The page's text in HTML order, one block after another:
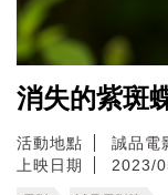
消失的紫斑
活動地點
誠品電
上映日期
2023/